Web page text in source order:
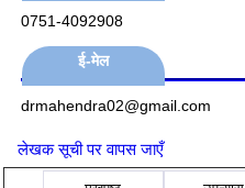
0751-4092908
ई-मेल
drmahendra02@gmail.com
लेखक सूची पर वापस जाएँ